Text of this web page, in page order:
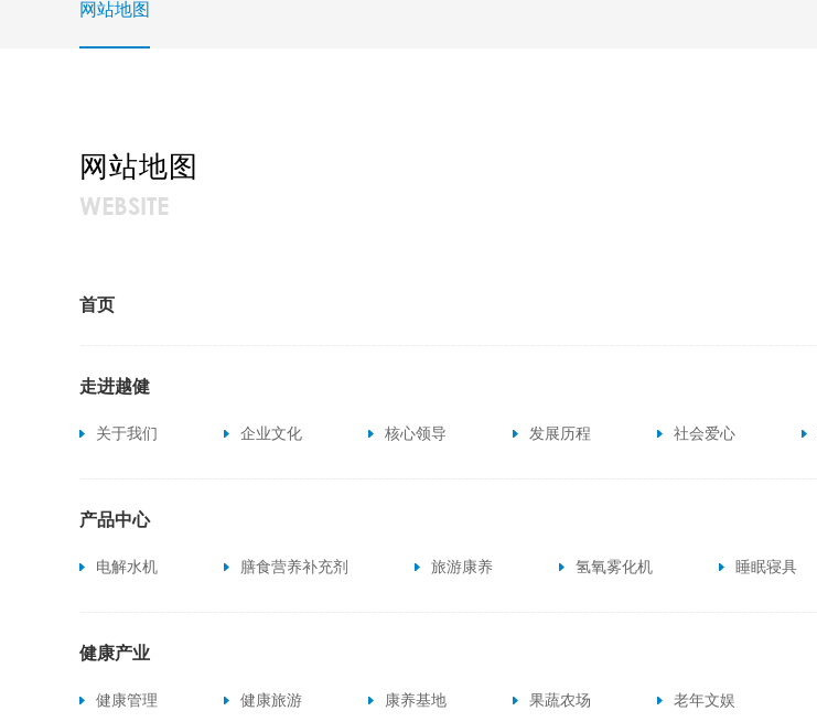
网站地图
网站地图
WEBSITE
首页
走进越健
关于我们 企业文化 核心领导 发展历程 社会爱心
产品中心
电解水机 膳食营养补充剂 旅游康养 氢氧雾化机 睡眠寝具
健康产业
健康管理 健康旅游 康养基地 果蔬农场 老年文娱